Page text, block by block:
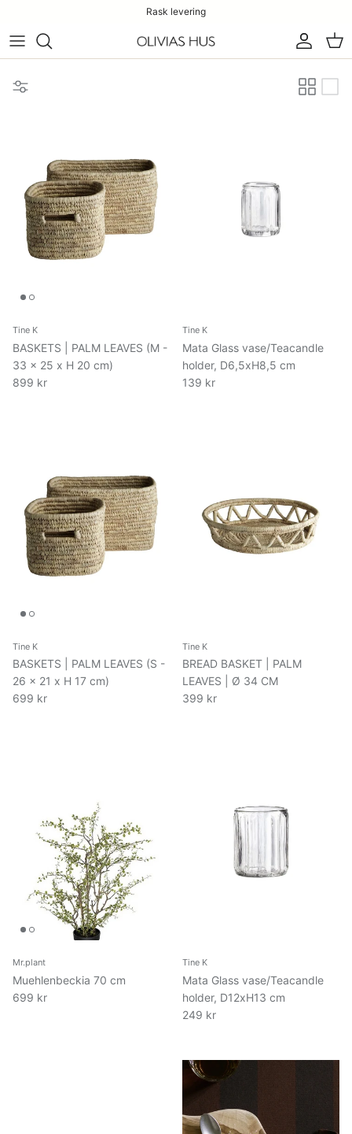
Rask levering
Konto
Tine K
BASKETS | PALM LEAVES (M -
33 x 25 x H 20 cm)
899 kr
Tine K
Mata Glass vase/Teacandle
holder, D6,5xH8,5 cm
139 kr
Tine K
BASKETS | PALM LEAVES (S -
26 x 21 x H 17 cm)
699 kr
Tine K
BREAD BASKET | PALM
LEAVES | Ø 34 CM
399 kr
Mr.plant
Muehlenbeckia 70 cm
699 kr
Tine K
Mata Glass vase/Teacandle
holder, D12xH13 cm
249 kr